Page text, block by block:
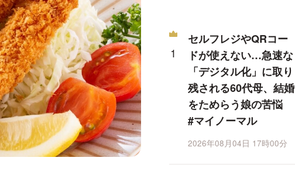
セルフレジやQRコー
ドが使えない…急速な
「デジタル化」に取り
残される60代母、結婚
をためらう娘の苦悩
#マイノーマル
2026年08月04日 17時00分